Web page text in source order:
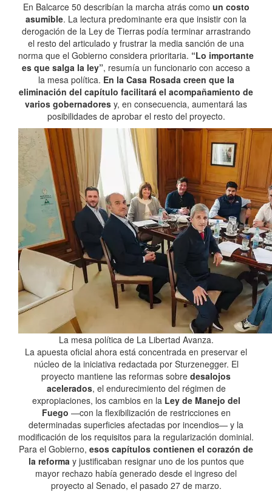
En Balcarce 50 describían la marcha atrás como un costo
asumible. La lectura predominante era que insistir con la
derogación de la Ley de Tierras podía terminar arrastrando
el resto del articulado y frustrar la media sanción de una
norma que el Gobierno considera prioritaria. “Lo importante
es que salga la ley”, resumía un funcionario con acceso a
la mesa política. En la Casa Rosada creen que la
eliminación del capítulo facilitará el acompañamiento de
varios gobernadores y, en consecuencia, aumentará las
posibilidades de aprobar el resto del proyecto.
La mesa política de La Libertad Avanza.
La apuesta oficial ahora está concentrada en preservar el
núcleo de la iniciativa redactada por Sturzenegger. El
proyecto mantiene las reformas sobre desalojos
acelerados, el endurecimiento del régimen de
expropiaciones, los cambios en laLey de Manejo del
Fuego —con la flexibilización de restricciones en
determinadas superficies afectadas por incendios— y la
modificación de los requisitos para la regularización dominial.
Para el Gobierno, esos capítulos contienen el corazón de
la reforma y justificaban resignar uno de los puntos que
mayor rechazo había generado desde el ingreso del
proyecto al Senado, el pasado 27 de marzo.